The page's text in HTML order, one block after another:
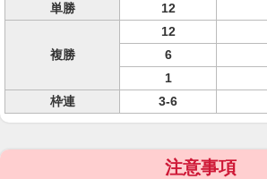
単勝 12
複勝
12
6
1
枠連
3-6
注意事項